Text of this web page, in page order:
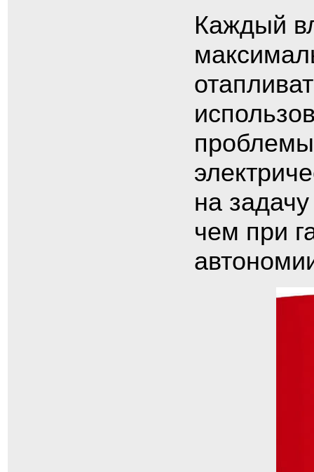
Каждый
на
чем при